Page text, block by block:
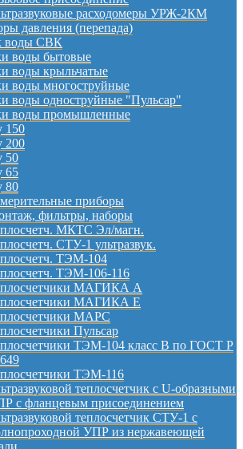
расходомеры УРЖ-2КМ
давления (перепада)
воды СВК
воды бытовые
воды крыльчатые
воды многоструйные
воды одноструйные "Пульсар"
воды промышленные
150
200
50
65
80
приборы
фильтры, наборы
МКТС Эл/магн.
СТУ-1 ультразвук.
ТЭМ-104
ТЭМ-106-116
МАГИКА А
МАГИКА Е
МАРС
Пульсар
ТЭМ-104 класс B по ГОСТ Р
ТЭМ-116
теплосчетчик с U-образными
с фланцевым присоединением
теплосчетчик СТУ-1 с
УПР из нержавеющей